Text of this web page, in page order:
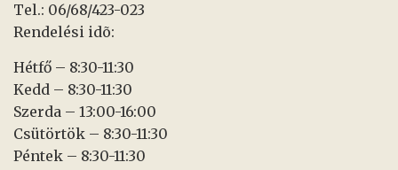
Tel.: 06/68/423-023
Rendelési idõ:
Hétfő – 8:30-11:30
Kedd – 8:30-11:30
Szerda – 13:00-16:00
Csütörtök – 8:30-11:30
Péntek – 8:30-11:30